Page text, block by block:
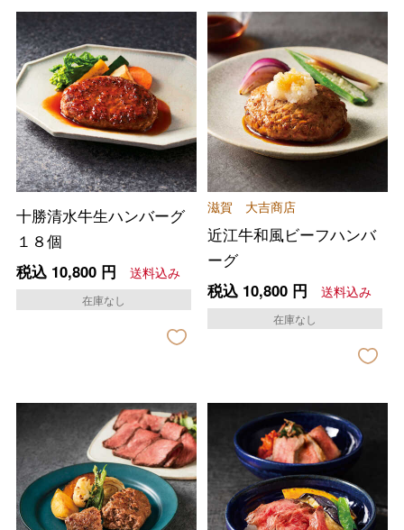
十勝清水牛生ハンバーグ
１８個
税込 10,800円 送料込み
在庫なし
滋賀 大吉商店
近江牛和風ビーフハンバ
ーグ
税込 10,800円 送料込み
在庫なし